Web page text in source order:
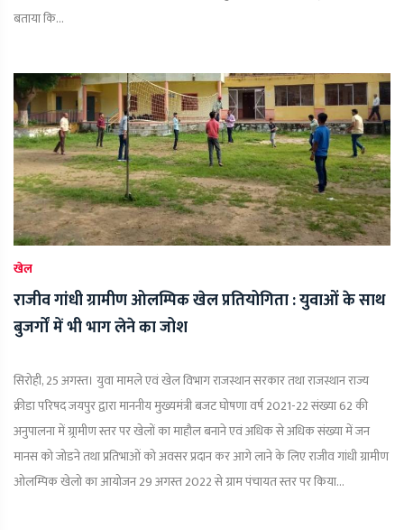
बताया कि...
खेल
राजीव गांधी ग्रामीण ओलम्पिक खेल प्रतियोगिता : युवाओं के साथ
बुजर्गों में भी भाग लेने का जोश
सिरोही, 25 अगस्त। युवा मामले एवं खेल विभाग राजस्थान सरकार तथा राजस्थान राज्य
क्रीडा परिषद जयपुर द्वारा माननीय मुख्यमंत्री बजट घोषणा वर्ष 2021-22 संख्या 62 की
अनुपालना में ग्र्रामीण स्तर पर खेलों का माहौल बनाने एवं अधिक से अधिक संख्या में जन
मानस को जोडने तथा प्रतिभाओं को अवसर प्रदान कर आगे लाने के लिए राजीव गांधी ग्रामीण
ओलम्पिक खेलो का आयोजन 29 अगस्त 2022 से ग्राम पंचायत स्तर पर किया...